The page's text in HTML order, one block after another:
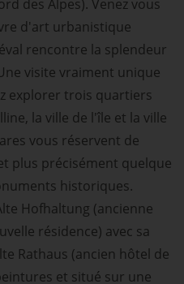
des Alpes). Venez vous
d'art urbanistique
rencontre la splendeur
visite vraiment unique
explorer trois quartiers
la ville de l'île et la ville
vous réservent de
plus précisément quelque
historiques.
Hofhaltung (ancienne
résidence) avec sa
Rathaus (ancien hôtel de
et situé sur une